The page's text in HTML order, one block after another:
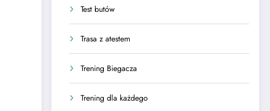
Test butów
Trasa z atestem
Trening Biegacza
Trening dla każdego